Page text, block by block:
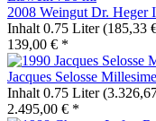
2008 Weingut Dr. Heger
Inhalt 0.75 Liter(185,33
139,00 € *
Jacques Selosse
Inhalt 0.75 Liter
2.495,00 € *